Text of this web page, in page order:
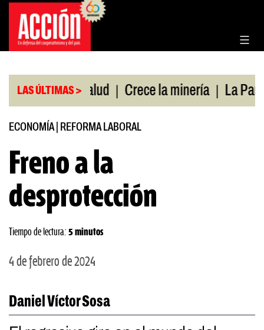
Saltar
contenido
LAS ÚLTIMAS >
de salud Crece la minería | La Pampa.
ECONOMÍA| REFORMA LABORAL
Freno a la
desprotección
Tiempo de lectura: 5 minutos
4 de febrero de 2024
Daniel Víctor Sosa